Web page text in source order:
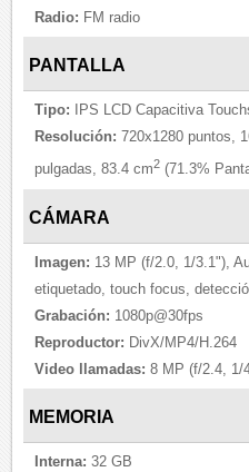
Radio: FM radio
PANTALLA
Tipo: IPS LCD Capacitiva
Resolución: 720x1280 puntos,
pulgadas, 83.4 cm2 (71.3%
CÁMARA
Imagen: 13 MP (f/2.0, 1/3.1"),
etiquetado, touch focus,
Grabación: 1080p@30fps
Reproductor: DivX/MP4/H.264
Video llamadas: 8 MP (f/2.4, 1/
MEMORIA
Interna: 32 GB